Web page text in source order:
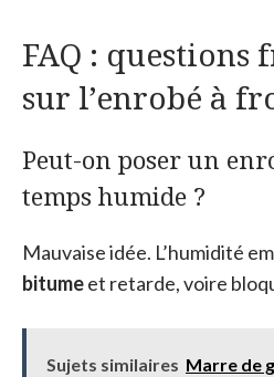
FAQ : questions
sur l’enrobé à
Peut-on poser un
temps humide ?
Mauvaise idée. L’humidité
bitumeet retarde, voire
Sujets similaires Marre de